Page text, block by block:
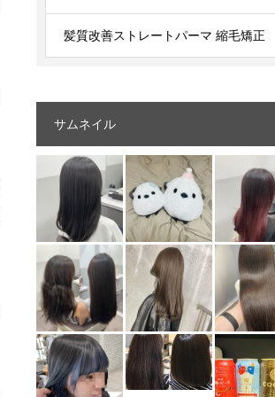
髪質改善ストレートパーマ 縮毛矯正
サムネイル